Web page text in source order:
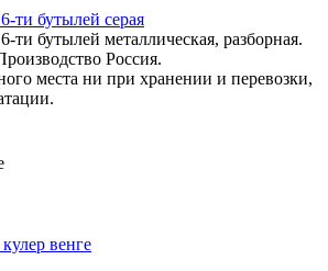
ти бутылей серая
ти бутылей металлическая, разборная.
Россия.
места ни при хранении и перевозки,
венге